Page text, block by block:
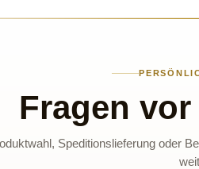
Fragen
Speditionslieferung oder